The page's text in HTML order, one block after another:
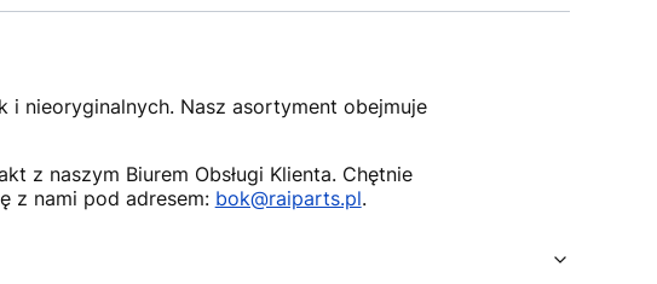
nieoryginalnych. Nasz asortyment obejmuje
z naszym Biurem Obsługi Klienta. Chętnie
z nami pod adresem: bok@raiparts.pl.